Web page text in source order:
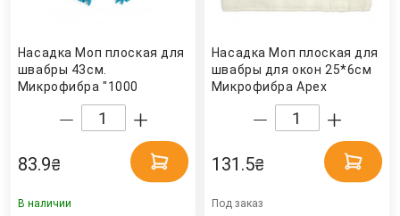
Насадка Моп плоская для
швабры 43см.
Микрофибра "1000
пальцев" (Лапша), голуб.
Eco Fabric
83.9₴
В наличии
Насадка Моп плоская для
швабры для окон 25*6см
Микрофибра Apex
131.5₴
Под заказ